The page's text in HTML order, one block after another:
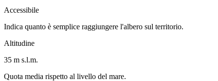
Accessibile
Indica quanto è semplice raggiungere l'albero sul territorio.
Altitudine
35 m s.l.m.
Quota media rispetto al livello del mare.